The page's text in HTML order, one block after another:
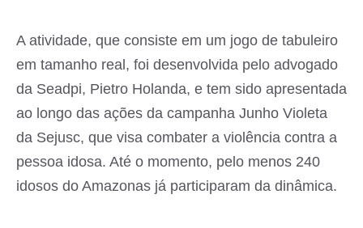
A atividade, que consiste em um jogo de tabuleiro
em tamanho real, foi desenvolvida pelo advogado
da Seadpi, Pietro Holanda, e tem sido apresentada
ao longo das ações da campanha Junho Violeta
da Sejusc, que visa combater a violência contra a
pessoa idosa. Até o momento, pelo menos 240
idosos do Amazonas já participaram da dinâmica.